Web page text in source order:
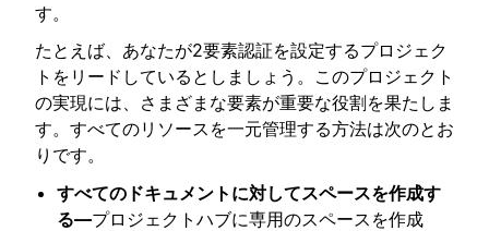
す。
たとえば、あなたが2要素認証を設定するプロジェク
トをリードしているとしましょう。このプロジェクト
の実現には、さまざまな要素が重要な役割を果たしま
す。すべてのリソースを一元管理する方法は次のとお
りです。
すべてのドキュメントに対してスペースを作成す
る—プロジェクトハブに専用のスペースを作成